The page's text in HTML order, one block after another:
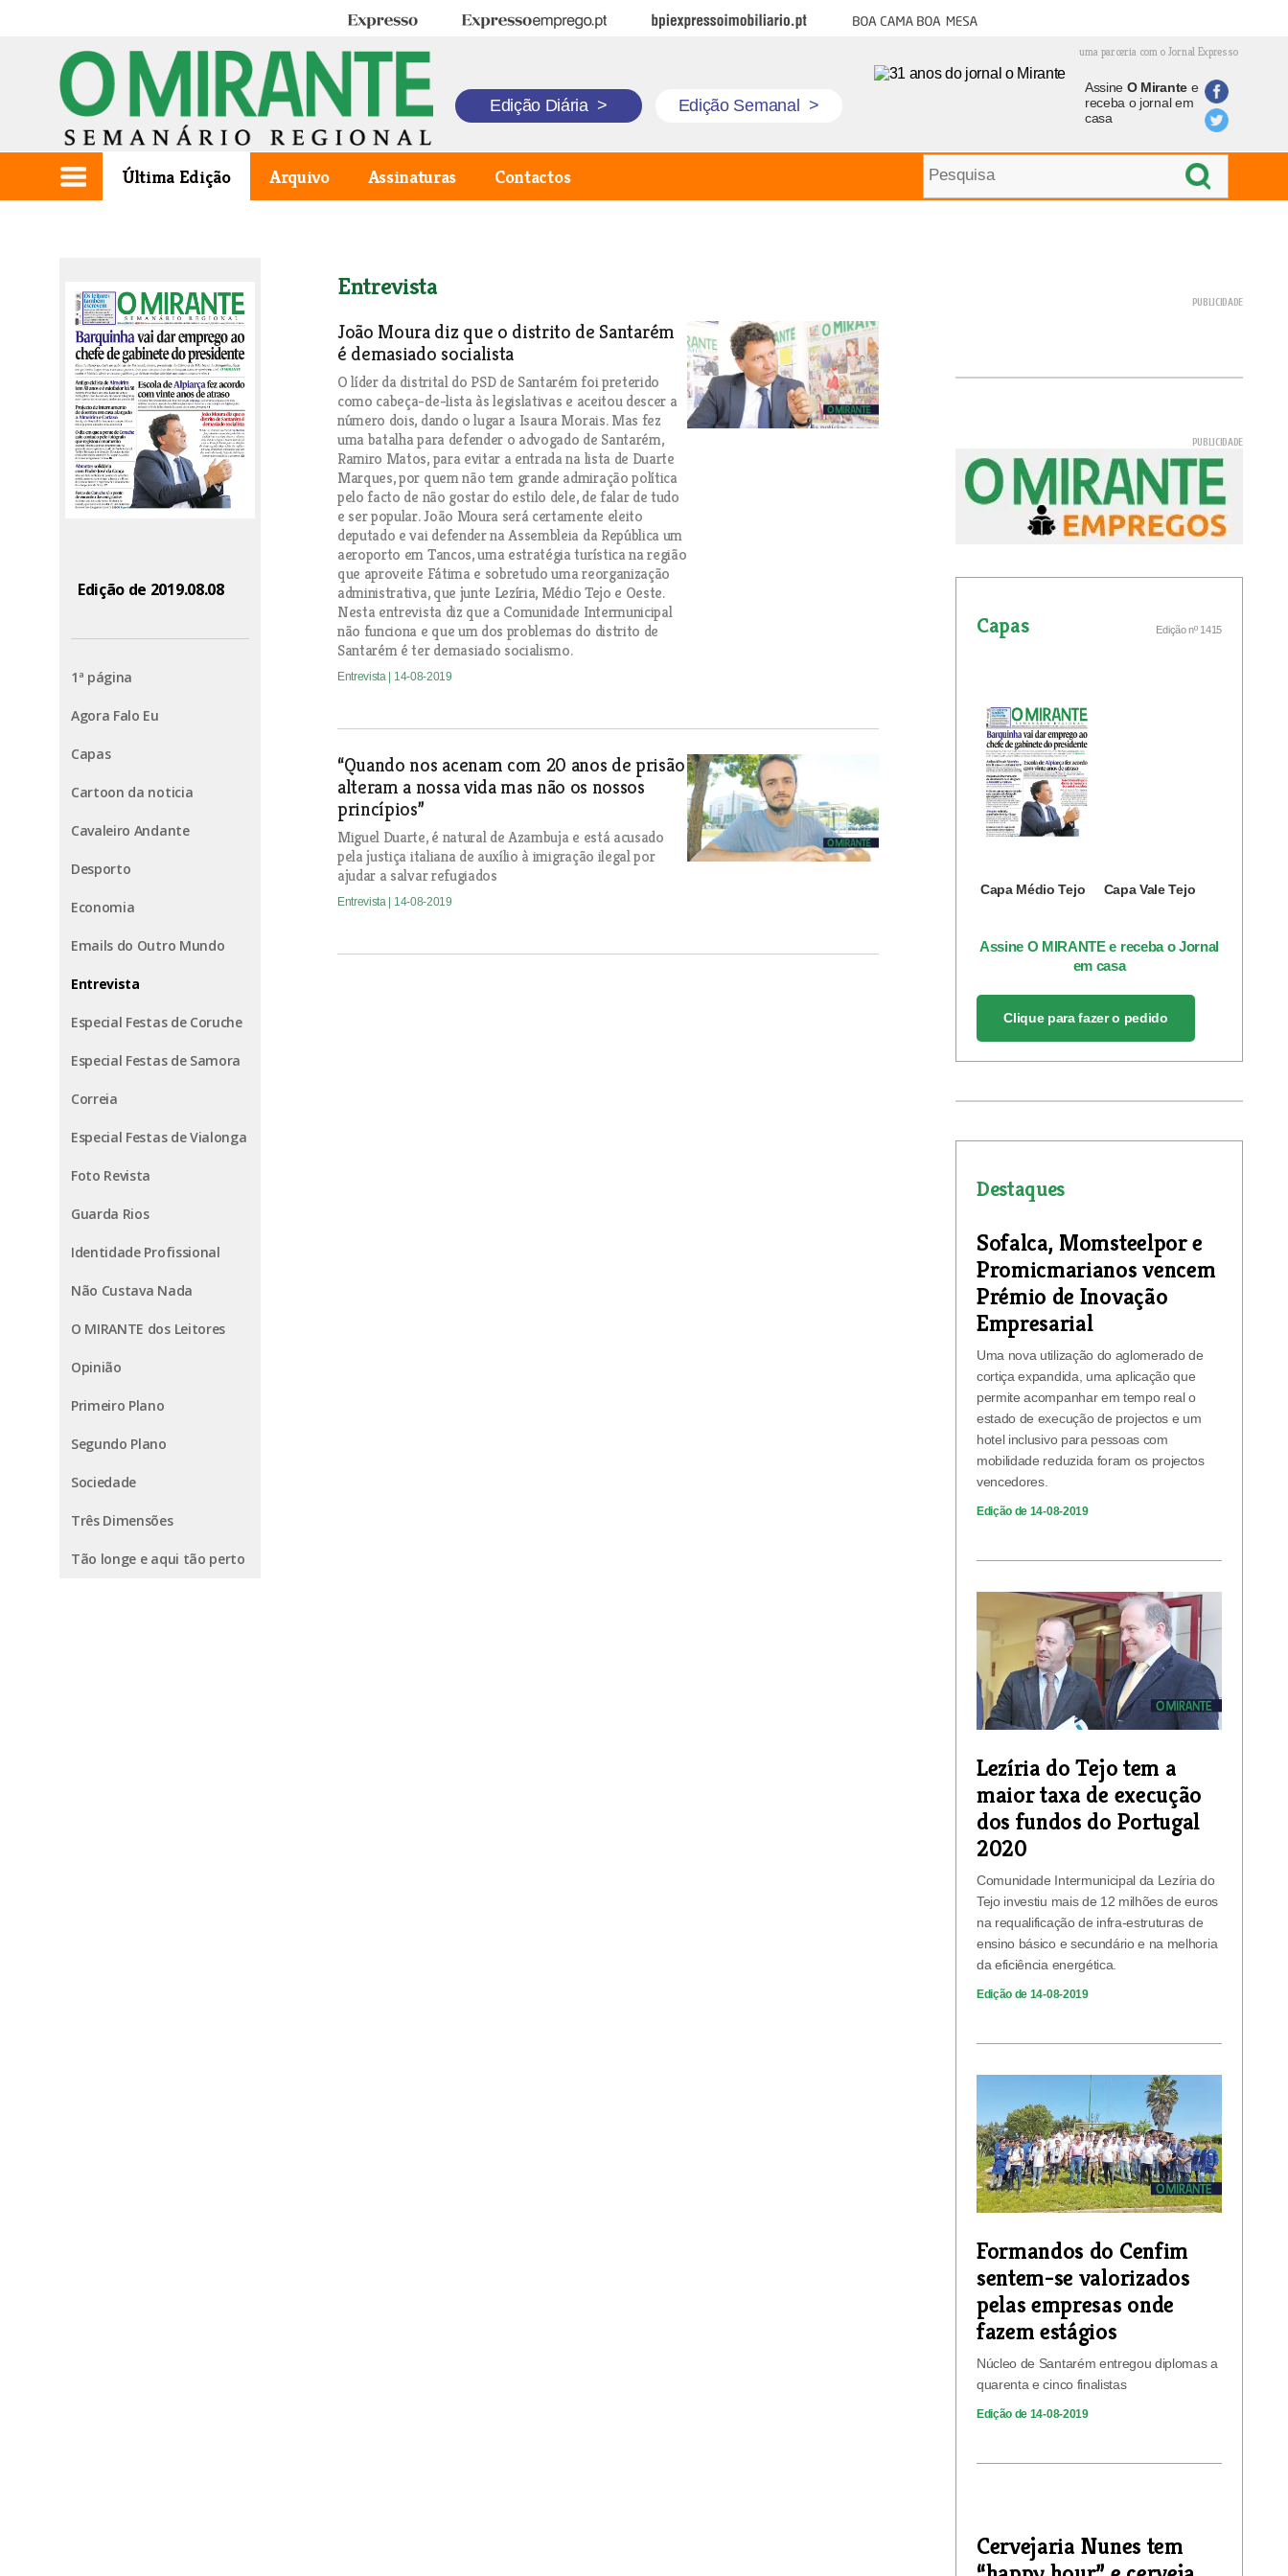
Expresso Expresso Emprego BPI Expresso Imobiliário Boa cama boa mesa
uma parceria com o Jornal Expresso
Edição Diária > Edição Semanal >
Assine O Mirantee
receba o jornal em
casa
Última Edição Arquivo Assinaturas Contactos
Edição de 2019.08.08
1ª página
Agora Falo Eu
Capas
Cartoon da noticia
Cavaleiro Andante
Desporto
Economia
Emails do Outro Mundo
Entrevista
Especial Festas de Coruche
Especial Festas de Samora
Correia
Especial Festas de Vialonga
Foto Revista
Guarda Rios
Identidade Profissional
Não Custava Nada
O MIRANTE dos Leitores
Opinião
Primeiro Plano
Segundo Plano
Sociedade
Três Dimensões
Tão longe e aqui tão perto
Entrevista
João Moura diz que o distrito de Santarém
é demasiado socialista
O líder da distrital do PSD de Santarém foi preterido
como cabeça-de-lista às legislativas e aceitou descer a
número dois, dando o lugar a Isaura Morais. Mas fez
uma batalha para defender o advogado de Santarém,
Ramiro Matos, para evitar a entrada na lista de Duarte
Marques, por quem não tem grande admiração política
pelo facto de não gostar do estilo dele, de falar de tudo
e ser popular. João Moura será certamente eleito
deputado e vai defender na Assembleia da República um
aeroporto em Tancos, uma estratégia turística na região
que aproveite Fátima e sobretudo uma reorganização
administrativa, que junte Lezíria, Médio Tejo e Oeste.
Nesta entrevista diz que a Comunidade Intermunicipal
não funciona e que um dos problemas do distrito de
Santarém é ter demasiado socialismo.
Entrevista | 14-08-2019
“Quando nos acenam com 20 anos de prisão
alteram a nossa vida mas não os nossos
princípios”
Miguel Duarte, é natural de Azambuja e está acusado
pela justiça italiana de auxílio à imigração ilegal por
ajudar a salvar refugiados
Entrevista | 14-08-2019
Capas Edição nº 1415
Capa Médio Tejo Capa Vale Tejo
Assine O MIRANTE e receba o Jornal
em casa
Clique para fazer o pedido
Destaques
Sofalca, Momsteelpor e
Promicmarianos vencem
Prémio de Inovação
Empresarial
Uma nova utilização do aglomerado de
cortiça expandida, uma aplicação que
permite acompanhar em tempo real o
estado de execução de projectos e um
hotel inclusivo para pessoas com
mobilidade reduzida foram os projectos
vencedores.
Edição de 14-08-2019
Lezíria do Tejo tem a
maior taxa de execução
dos fundos do Portugal
2020
Comunidade Intermunicipal da Lezíria do
Tejo investiu mais de 12 milhões de euros
na requalificação de infra-estruturas de
ensino básico e secundário e na melhoria
da eficiência energética.
Edição de 14-08-2019
Formandos do Cenfim
sentem-se valorizados
pelas empresas onde
fazem estágios
Núcleo de Santarém entregou diplomas a
quarenta e cinco finalistas
Edição de 14-08-2019
Cervejaria Nunes tem